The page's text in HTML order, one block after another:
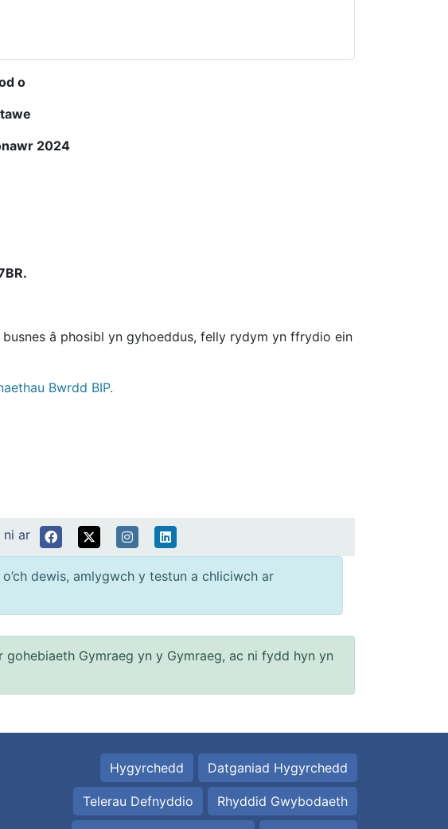
o
2024
â phosibl yn gyhoeddus, felly rydym yn ffrydio ein
Bwrdd BIP.
ni ar
dewis, amlygwch y testun a chliciwch ar
Gymraeg yn y Gymraeg, ac ni fydd hyn yn
Hygyrchedd Datganiad Hygyrchedd
Telerau Defnyddio Rhyddid Gwybodaeth